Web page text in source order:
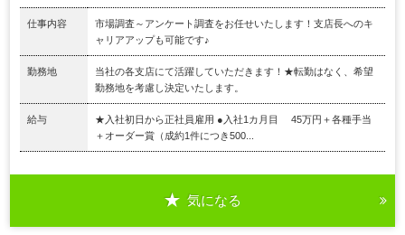
仕事内容
市場調査～アンケート調査をお任せいたします！支店長へのキ
ャリアアップも可能です♪
勤務地
当社の各支店にて活躍していただきます！★転勤はなく、希望
勤務地を考慮し決定いたします。
給与
★入社初日から正社員雇用 ●入社1カ月目 45万円＋各種手当
＋オーダー賞（成約1件につき500...
気になる